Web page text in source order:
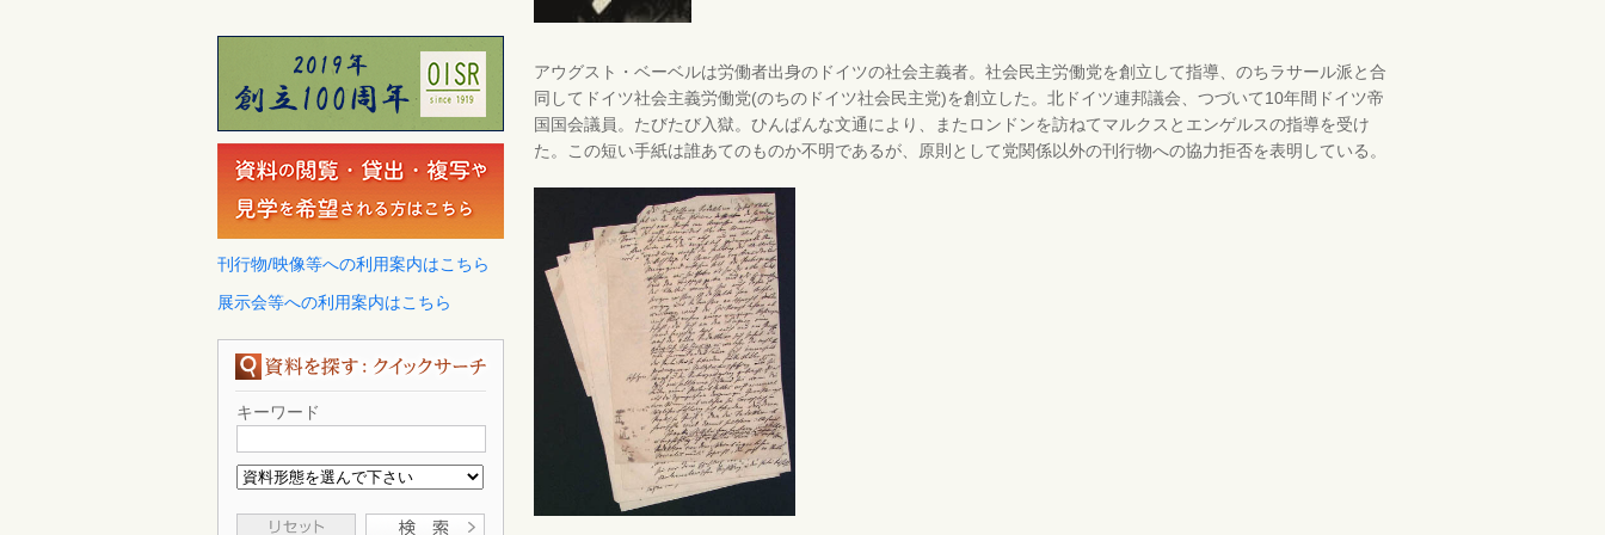
刊行物/映像等への利用案内はこちら
展示会等への利用案内はこちら
キーワード
アウグスト・ベーベルは労働者出身のドイツの社会主義者。社会民主労働党を創立して指導、のちラサール派と合
同してドイツ社会主義労働党(のちのドイツ社会民主党)を創立した。北ドイツ連邦議会、つづいて10年間ドイツ帝
国国会議員。たびたび入獄。ひんぱんな文通により、またロンドンを訪ねてマルクスとエンゲルスの指導を受け
た。この短い手紙は誰あてのものか不明であるが、原則として党関係以外の刊行物への協力拒否を表明している。